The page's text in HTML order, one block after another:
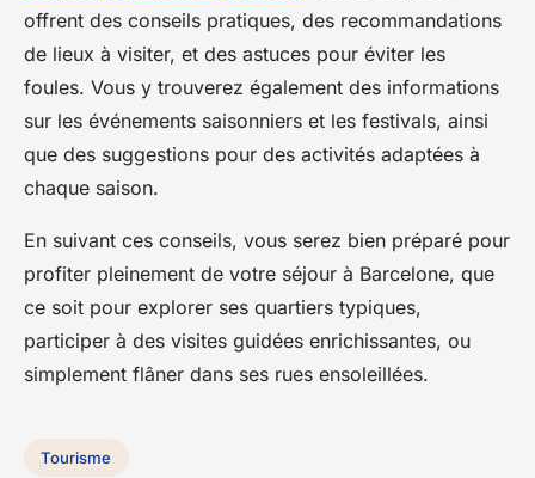
offrent des conseils pratiques, des recommandations
de lieux à visiter, et des astuces pour éviter les
foules. Vous y trouverez également des informations
sur les événements saisonniers et les festivals, ainsi
que des suggestions pour des activités adaptées à
chaque saison.
En suivant ces conseils, vous serez bien préparé pour
profiter pleinement de votre séjour à Barcelone, que
ce soit pour explorer ses quartiers typiques,
participer à des visites guidées enrichissantes, ou
simplement flâner dans ses rues ensoleillées.
Tourisme